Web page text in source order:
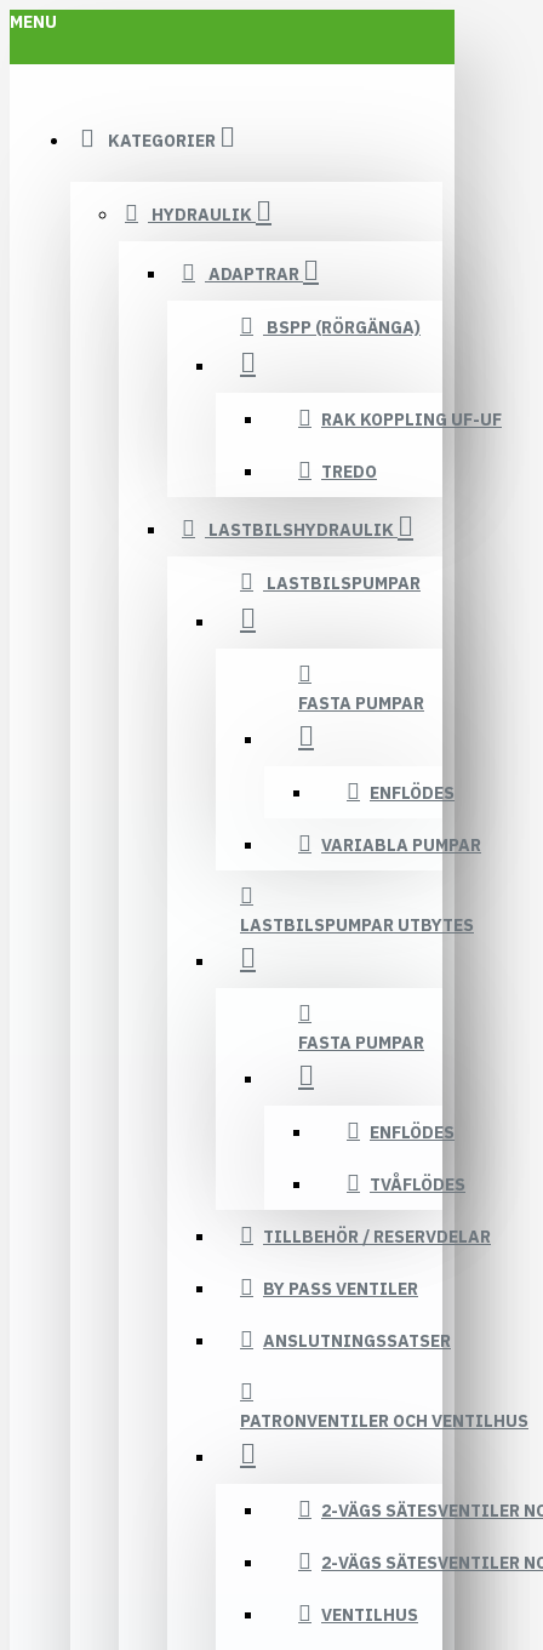
MENU
KATEGORIER
HYDRAULIK
ADAPTRAR
BSPP (RÖRGÄNGA)
RAK KOPPLING UF-UF
TREDO
LASTBILSHYDRAULIK
LASTBILSPUMPAR
FASTA PUMPAR
ENFLÖDES
VARIABLA PUMPAR
LASTBILSPUMPAR UTBYTES
FASTA PUMPAR
ENFLÖDES
TVÅFLÖDES
TILLBEHÖR / RESERVDELAR
BY PASS VENTILER
ANSLUTNINGSSATSER
PATRONVENTILER OCH VENTILHUS
2-VÄGS SÄTESVENTILER
2-VÄGS SÄTESVENTILER
VENTILHUS